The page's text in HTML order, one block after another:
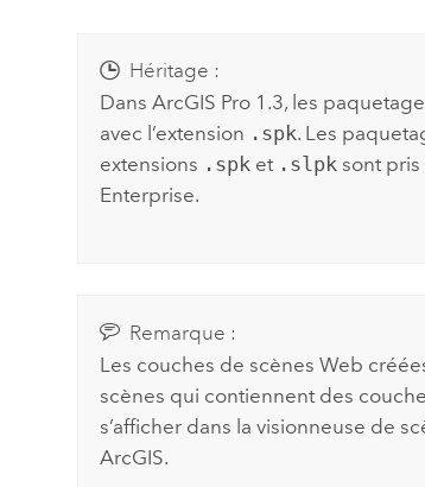
Héritage :
Dans ArcGIS Pro 1.3, les
avec l’extension .spk. Les
extensions .spket .slpksont pris
Enterprise.
Remarque :
Les couches de scènes Web
scènes qui contiennent des
s’afficher dans la visionneuse de
ArcGIS.